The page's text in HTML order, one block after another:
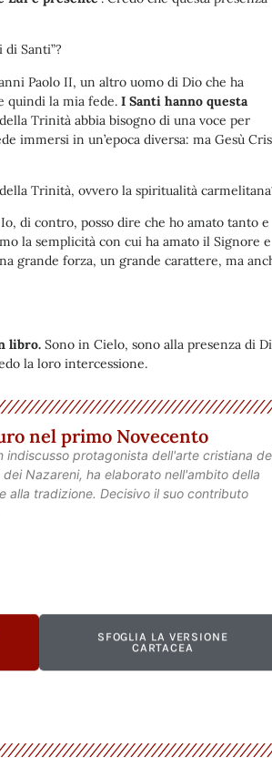
di Santi”?
Paolo II, un altro uomo di Dio che ha
quindi la mia fede. I Santi hanno questa
Trinità abbia bisogno di una voce per
immersi in un’epoca diversa: ma Gesù
della Trinità, ovvero la spiritualità
di contro, posso dire che ho amato tanto e
la semplicità con cui ha amato il Signore e
grande forza, un grande carattere, ma
libro. Sono in Cielo, sono alla presenza di
la loro intercessione.
nel primo Novecento
protagonista dell'arte cristiana
Nazareni, ha elaborato nell'ambito della
alla tradizione. Decisivo il suo contributo
SFOGLIA LA VERSIONE
CARTACEA